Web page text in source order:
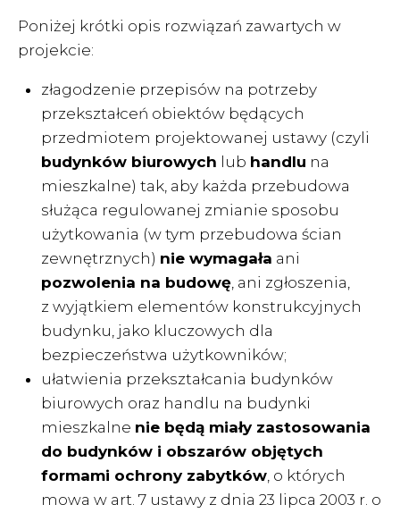
Poniżej krótki opis rozwiązań zawartych w
projekcie:
złagodzenie przepisów na potrzeby
przekształceń obiektów będących
przedmiotem projektowanej ustawy (czyli
budynków biurowych lub handlu na
mieszkalne) tak, aby każda przebudowa
służąca regulowanej zmianie sposobu
użytkowania (w tym przebudowa ścian
zewnętrznych) nie wymagała ani
pozwolenia na budowę, ani zgłoszenia,
z wyjątkiem elementów konstrukcyjnych
budynku, jako kluczowych dla
bezpieczeństwa użytkowników;
ułatwienia przekształcania budynków
biurowych oraz handlu na budynki
mieszkalne nie będą miały zastosowania
do budynków i obszarów objętych
formami ochrony zabytków, o których
mowa w art. 7 ustawy z dnia 23 lipca 2003 r. o